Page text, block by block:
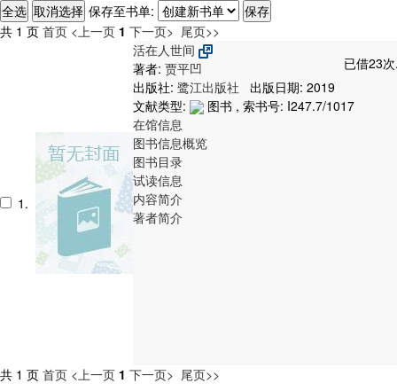
保存至书单:
共 1 页 首页 <上一页 1 下一页> 尾页>>
1.
活在人世间
已借23
著者: 贾平凹
出版社: 鹭江出版社
出版日期: 2019
文献类型:
图书 , 索书号: I247.7/1017
在馆信息
图书信息概览
图书目录
试读信息
内容简介
著者简介
共 1 页 首页 <上一页 1 下一页> 尾页>>